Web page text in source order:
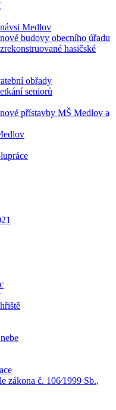
Medlov
budovy obecního úřadu
hasičské
obřady
seniorů
přístavby MŠ Medlov a
zákona č. 106⁄1999 Sb.,